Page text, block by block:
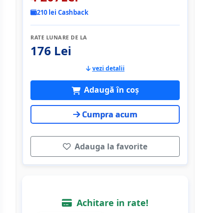
210 lei Cashback
RATE LUNARE DE LA
176 Lei
vezi detalii
Adaugă în coș
Cumpra acum
Adauga la favorite
Achitare in rate!